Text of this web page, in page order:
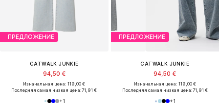
ПРЕДЛОЖЕНИЕ
CATWALK JUNKIE
94,50 €
Изначальная цена: 119,00 €
Последняя самая низкая цена:71,91 €
+1
ПРЕДЛОЖЕНИЕ
CATWALK JUNKIE
94,50 €
Изначальная цена: 119,00 €
Последняя самая низкая цена:71,91 €
+1